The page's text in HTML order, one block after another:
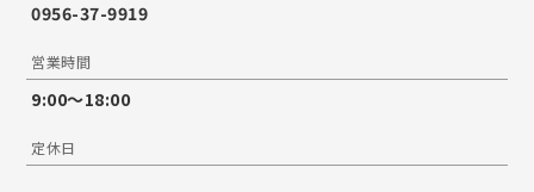
0956-37-9919
営業時間
9:00～18:00
定休日